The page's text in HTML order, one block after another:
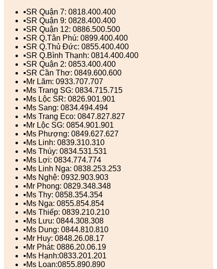
▪️SR Quận 7: 0818.400.400
▪️SR Quận 9: 0828.400.400
▪️SR Quận 12: 0886.500.500
▪️SR Q.Tân Phú: 0899.400.400
▪️SR Q.Thủ Đức: 0855.400.400
▪️SR Q.Bình Thạnh: 0814.400.400
▪️SR Quận 2: 0853.400.400
▪️SR Cần Thơ: 0849.600.600
▪️Mr Lãm: 0933.707.707
▪️Ms Trang SG: 0834.715.715
▪️Ms Lộc SR: 0826.901.901
▪️Ms Sang: 0834.494.494
▪️Ms Trang Eco: 0847.827.827
▪️Mr Lộc SG: 0854.901.901
▪️Ms Phượng: 0849.627.627
▪️Ms Linh: 0839.310.310
▪️Ms Thúy: 0834.531.531
▪️Ms Lợi: 0834.774.774
▪️Ms Linh Nga: 0838.253.253
▪️Ms Nghệ: 0932.903.903
▪️Mr Phong: 0829.348.348
▪️Ms Thy: 0858.354.354
▪️Ms Nga: 0855.854.854
▪️Ms Thiếp: 0839.210.210
▪️Ms Lưu: 0844.308.308
▪️Ms Dung: 0844.810.810
▪️Mr Huy: 0848.26.08.17
▪️Mr Phát: 0886.20.06.19
▪️Ms Hạnh:0833.201.201
▪️Ms Loan:0855.890.890